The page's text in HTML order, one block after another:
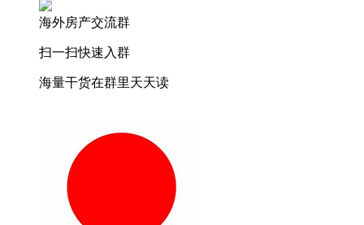
海外房产交流群
扫一扫快速入群
海量干货在群里天天读